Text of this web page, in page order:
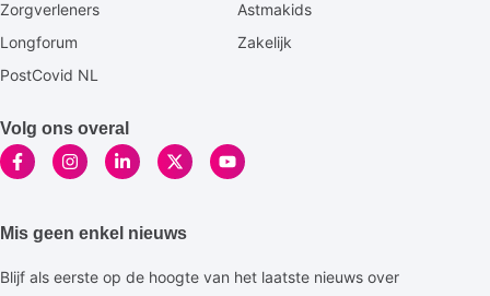
Zorgverleners
Astmakids
Longforum
Zakelijk
PostCovid NL
Volg ons overal
Mis geen enkel nieuws
Blijf als eerste op de hoogte van het laatste nieuws over